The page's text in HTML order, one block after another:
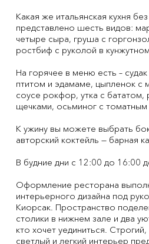
Какая же итальянская кухня
представлено шесть видов:
четыре сыра, груша с
ростбиф с руколой в
На горячее в меню есть –
птитом и эдамаме, цыпленок с
соусе рокфор, утка с бататом,
щечками, осьминог с томатным
К ужину вы можете выбрать
авторский коктейль — барная
В будние дни с 12:00 до 16:00
Оформление ресторана
интерьерного дизайна под
Киорсак. Пространство
столики в нижнем зале и два
кто хочет уединиться.
светлый и легкий интерьер